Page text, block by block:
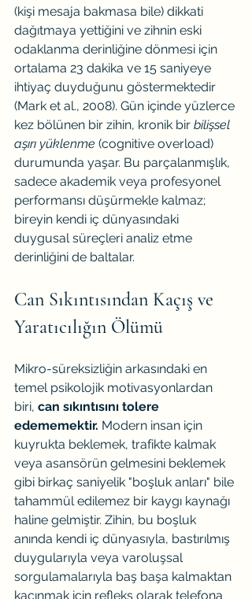
(kişi mesaja bakmasa bile) dikkati
dağıtmaya yettiğini ve zihnin eski
odaklanma derinliğine dönmesi için
ortalama 23 dakika ve 15 saniyeye
ihtiyaç duyduğunu göstermektedir
(Mark et al., 2008). Gün içinde yüzlerce
kez bölünen bir zihin, kronik bir bilişsel
aşırı yüklenme (cognitive overload)
durumunda yaşar. Bu parçalanmışlık,
sadece akademik veya profesyonel
performansı düşürmekle kalmaz;
bireyin kendi iç dünyasındaki
duygusal süreçleri analiz etme
derinliğini de baltalar.
Can Sıkıntısından Kaçış ve
Yaratıcılığın Ölümü
Mikro-süreksizliğin arkasındaki en
temel psikolojik motivasyonlardan
biri, can sıkıntısını tolere
edememektir. Modern insan için
kuyrukta beklemek, trafikte kalmak
veya asansörün gelmesini beklemek
gibi birkaç saniyelik "boşluk anları" bile
tahammül edilemez bir kaygı kaynağı
haline gelmiştir. Zihin, bu boşluk
anında kendi iç dünyasıyla, bastırılmış
duygularıyla veya varoluşsal
sorgulamalarıyla baş başa kalmaktan
kaçınmak için refleks olarak telefona